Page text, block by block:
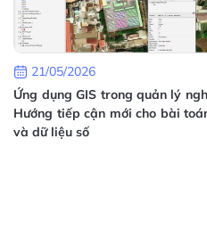
16/07/2026
Hướng dẫn triển khai Mô
xã tại Thành phố Huế
21/05/2026
Ứng dụng GIS trong quản lý
Hướng tiếp cận mới cho bài
và dữ liệu số